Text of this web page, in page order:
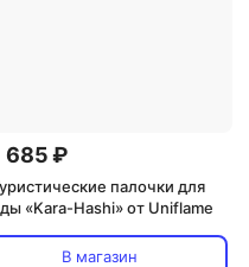
685 ₽
палочки для
«Kara-Hashi» от Uniflamе
В магазин